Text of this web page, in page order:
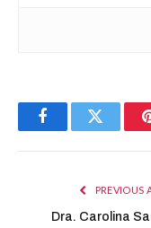
FacebookTwitter
PREVIOUS
Dra. Carolina